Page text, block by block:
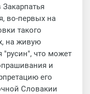
во-первых на
такого
на живую
что может
и
его
Словакии